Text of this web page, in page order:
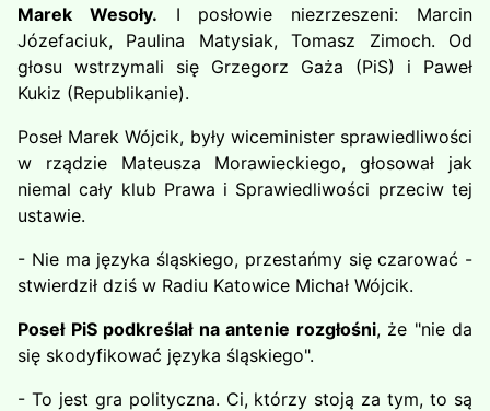
Marek Wesoły. I posłowie niezrzeszeni: Marcin
Józefaciuk, Paulina Matysiak, Tomasz Zimoch. Od
głosu wstrzymali się Grzegorz Gaża (PiS) i Paweł
Kukiz (Republikanie).
Poseł Marek Wójcik, były wiceminister sprawiedliwości
w rządzie Mateusza Morawieckiego, głosował jak
niemal cały klub Prawa i Sprawiedliwości przeciw tej
ustawie.
- Nie ma języka śląskiego, przestańmy się czarować -
stwierdził dziś w Radiu Katowice Michał Wójcik.
Poseł PiS podkreślał na antenie rozgłośni, że "nie da
się skodyfikować języka śląskiego".
- To jest gra polityczna. Ci, którzy stoją za tym, to są